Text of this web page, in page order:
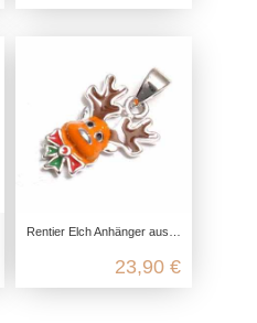
Rentier Elch Anhänger aus 925 Sterling Silber
23,90 €